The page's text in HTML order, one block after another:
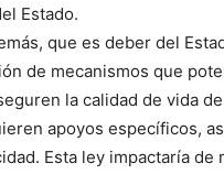
Estado.
que es deber del
de mecanismos que
la calidad de vida
apoyos específicos,
Esta ley impactaría de